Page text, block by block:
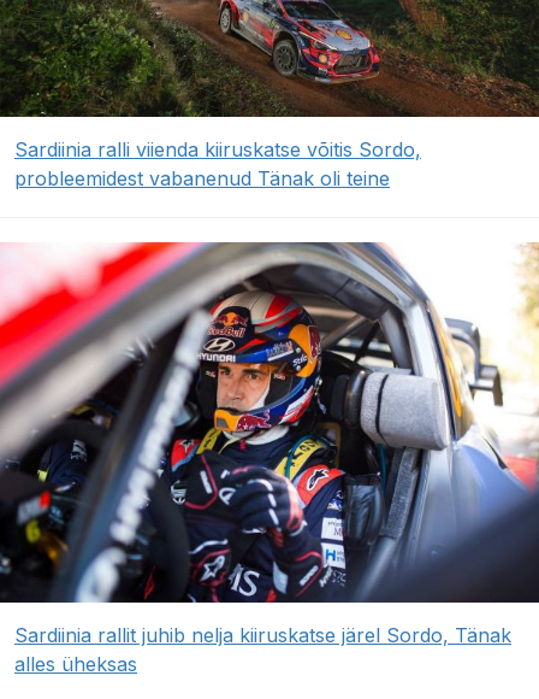
Sardiinia ralli viienda kiiruskatse võitis Sordo,
probleemidest vabanenud Tänak oli teine
Sardiinia rallit juhib nelja kiiruskatse järel Sordo, Tänak
alles üheksas